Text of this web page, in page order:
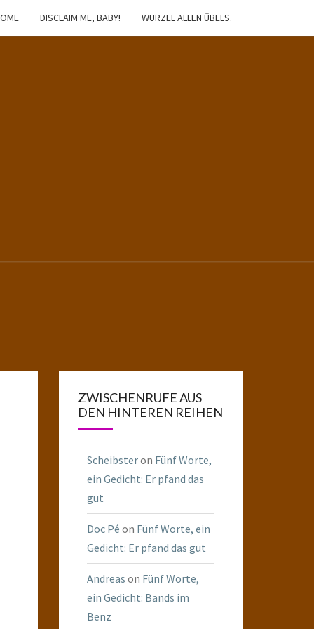
DISCLAIM ME, BABY! WURZEL ALLEN ÜBELS.
ZWISCHENRUFE AUS
DEN HINTEREN REIHEN
Scheibsteron Fünf Worte,
ein Gedicht: Er pfand das
gut
Doc Pé on Fünf Worte, ein
Gedicht: Er pfand das gut
Andreas on Fünf Worte,
ein Gedicht: Bands im
Benz